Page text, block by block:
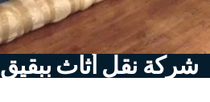
شركة نقل أثاث ببقيق 0559698102